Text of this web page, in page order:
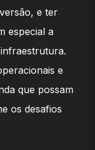
e ter
especial a
e
que possam
os desafios